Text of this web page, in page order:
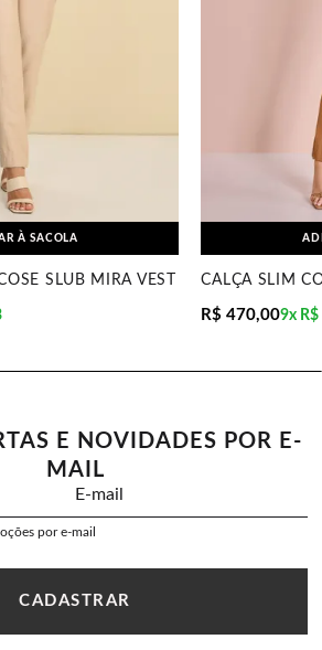
À SACOLA
SLUB MIRA VEST
R$ 470,009x
E NOVIDADES POR E-
MAIL
E-mail
CADASTRAR
por e-mail